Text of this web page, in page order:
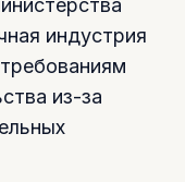
индустрия
из-за